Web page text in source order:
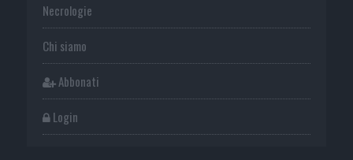
Necrologie
Chi siamo
Abbonati
Login